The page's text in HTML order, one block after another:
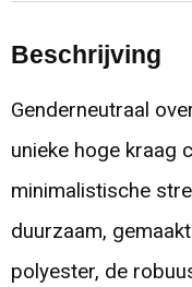
Beschrijving
Genderneutraal
unieke hoge kraag
minimalistische
duurzaam,
polyester, de